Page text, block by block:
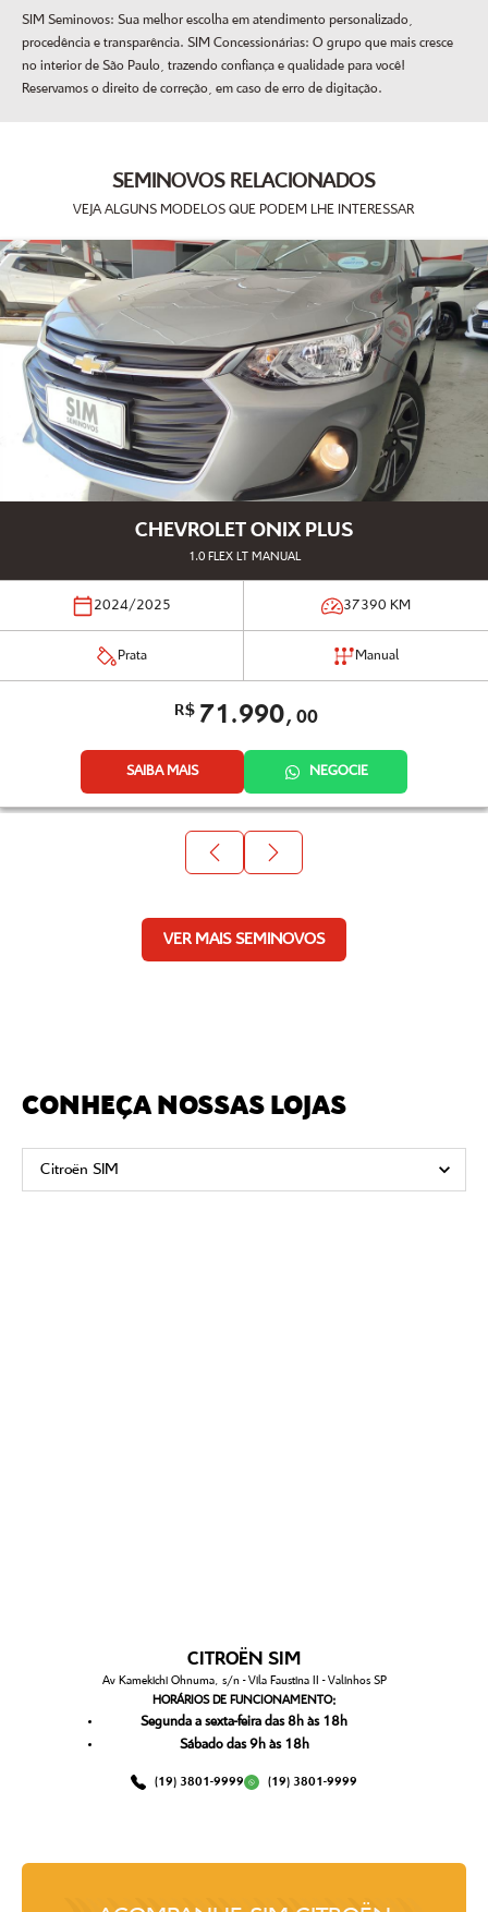
SIM Seminovos: Sua melhor escolha em atendimento personalizado,
procedência e transparência. SIM Concessionárias: O grupo que mais cresce
no interior de São Paulo, trazendo confiança e qualidade para você!
Reservamos o direito de correção, em caso de erro de digitação.
SEMINOVOS RELACIONADOS
VEJA ALGUNS MODELOS QUE PODEM LHE INTERESSAR
CHEVROLET ONIX PLUS
1.0 FLEX LT MANUAL
2024/2025 37390 KM
Prata Manual
R$71.990, 00
SAIBA MAIS NEGOCIE
VER MAIS SEMINOVOS
CONHEÇA NOSSAS LOJAS
CITROËN SIM
Av Kamekichi Ohnuma, s/n - Vila Faustina II - Valinhos SP
HORÁRIOS DE FUNCIONAMENTO:
Segunda a sexta-feira das 8h às 18h
Sábado das 9h às 18h
(19) 3801-9999 (19) 3801-9999